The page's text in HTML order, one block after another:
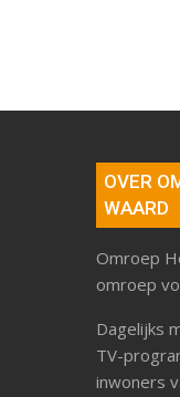
OVER
WAARD
Omroep
omroep
Dagelijks
TV-
inwoners